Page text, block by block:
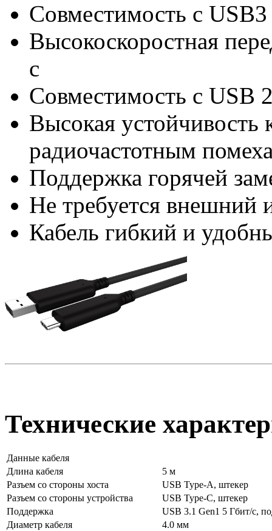
Совместимость с
Высокоскоростная
с
Совместимость с USB
Высокая устойчивость
радиочастотным
Поддержка горячей
Не требуется внешний
Кабель гибкий и
Технические
Данные кабеля
Длина кабеля
5 м
Разъем со стороны хоста
USB Type-А, штекер
Разъем со стороны устройства
USB Type-C, штекер
Поддержка
USB 3.1 Gen1 5 Гбит/с,
Диаметр кабеля
4.0 мм